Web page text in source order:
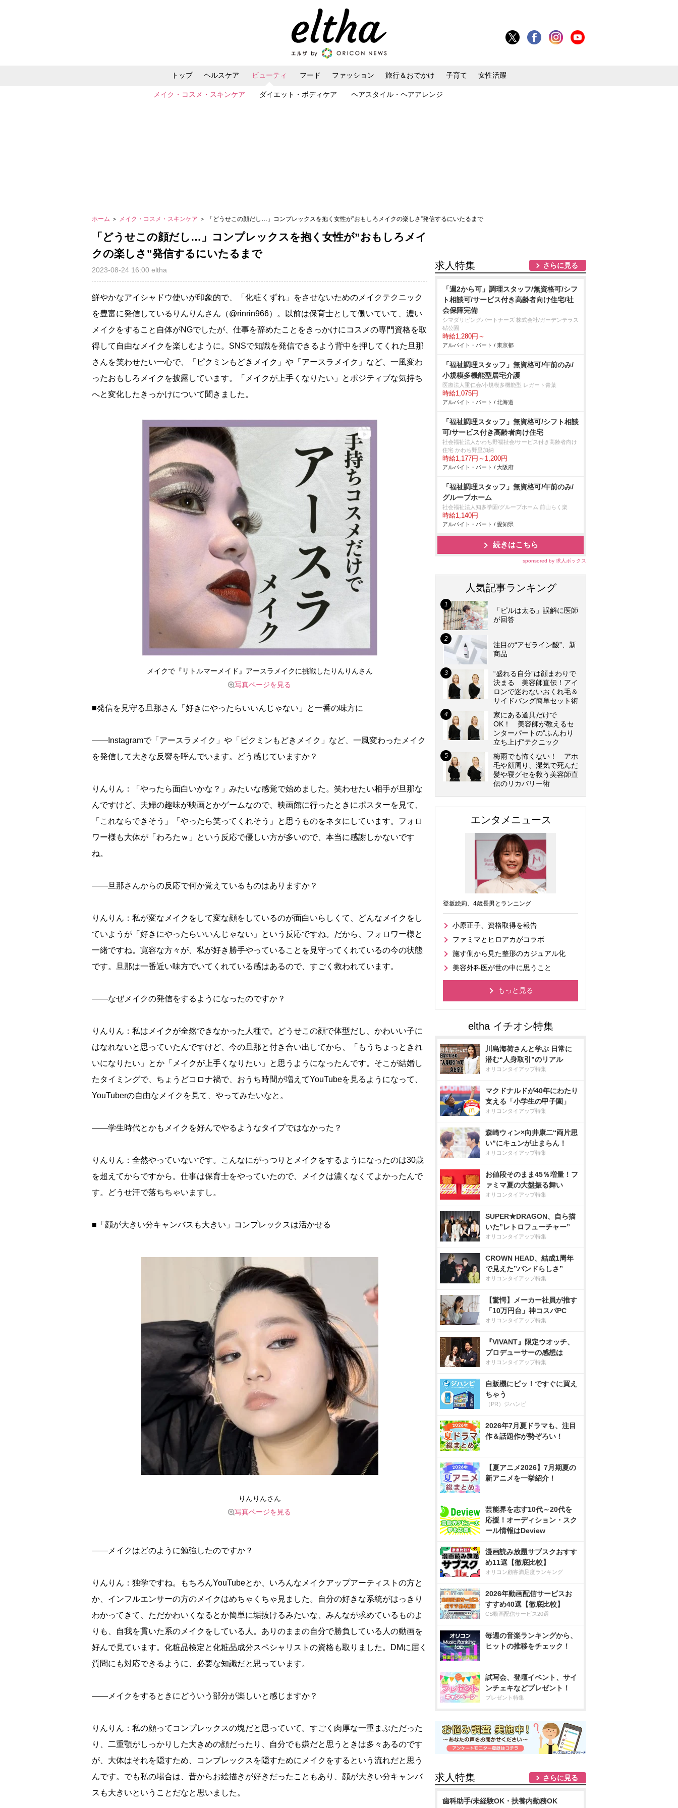
トップ ヘルスケア ビューティ
メイク・コスメ・スキンケア ダイエット・ボディケア ヘアスタイル・ヘアアレンジ
フード ファッション 旅行＆おでかけ 子育て 女性活躍
ホーム ＞ メイク・コスメ・スキンケア ＞ 「どうせこの顔だし…」コンプレックスを抱く女性が”おもしろメイクの楽しさ”発信するにいたるまで
「どうせこの顔だし…」コンプレックスを抱く女性が”おもしろメイ
クの楽しさ”発信するにいたるまで
2023-08-24 16:00 eltha
鮮やかなアイシャドウ使いが印象的で、「化粧くずれ」をさせないためのメイクテクニック
を豊富に発信しているりんりんさん（@rinrin966）。以前は保育士として働いていて、濃い
メイクをすること自体がNGでしたが、仕事を辞めたことをきっかけにコスメの専門資格を取
得して自由なメイクを楽しむように。SNSで知識を発信できるよう背中を押してくれた旦那
さんを笑わせたい一心で、「ピクミンもどきメイク」や「アースラメイク」など、一風変わ
ったおもしろメイクを披露しています。「メイクが上手くなりたい」とポジティブな気持ち
へと変化したきっかけについて聞きました。
メイクで『リトルマーメイド』アースラメイクに挑戦したりんりんさん
写真ページを見る
■発信を見守る旦那さん「好きにやったらいいんじゃない」と一番の味方に
――Instagramで「アースラメイク」や「ピクミンもどきメイク」など、一風変わったメイク
を発信して大きな反響を呼んでいます。どう感じていますか？
りんりん：「やったら面白いかな？」みたいな感覚で始めました。笑わせたい相手が旦那な
んですけど、夫婦の趣味が映画とかゲームなので、映画館に行ったときにポスターを見て、
「これならできそう」「やったら笑ってくれそう」と思うものをネタにしています。フォロ
ワー様も大体が「わろたｗ」という反応で優しい方が多いので、本当に感謝しかないです
ね。
――旦那さんからの反応で何か覚えているものはありますか？
りんりん：私が変なメイクをして変な顔をしているのが面白いらしくて、どんなメイクをし
ていようが「好きにやったらいいんじゃない」という反応ですね。だから、フォロワー様と
一緒ですね。寛容な方々が、私が好き勝手やっていることを見守ってくれているの今の状態
です。旦那は一番近い味方でいてくれている感はあるので、すごく救われています。
――なぜメイクの発信をするようになったのですか？
りんりん：私はメイクが全然できなかった人種で。どうせこの顔で体型だし、かわいい子に
はなれないと思っていたんですけど、今の旦那と付き合い出してから、「もうちょっときれ
いになりたい」とか「メイクが上手くなりたい」と思うようになったんです。そこが結婚し
たタイミングで、ちょうどコロナ禍で、おうち時間が増えてYouTubeを見るようになって、
YouTuberの自由なメイクを見て、やってみたいなと。
――学生時代とかもメイクを好んでやるようなタイプではなかった？
りんりん：全然やっていないです。こんなにがっつりとメイクをするようになったのは30歳
を超えてからですから。仕事は保育士をやっていたので、メイクは濃くなくてよかったんで
す。どうせ汗で落ちちゃいますし。
■「顔が大きい分キャンバスも大きい」コンプレックスは活かせる
りんりんさん
写真ページを見る
――メイクはどのように勉強したのですか？
りんりん：独学ですね。もちろんYouTubeとか、いろんなメイクアップアーティストの方と
か、インフルエンサーの方のメイクはめちゃくちゃ見ました。自分の好きな系統がはっきり
わかってきて、ただかわいくなるとか簡単に垢抜けるみたいな、みんなが求めているものよ
りも、自我を貫いた系のメイクをしている人。ありのままの自分で勝負している人の動画を
好んで見ています。化粧品検定と化粧品成分スペシャリストの資格も取りました。DMに届く
質問にも対応できるように、必要な知識だと思っています。
――メイクをするときにどういう部分が楽しいと感じますか？
りんりん：私の顔ってコンプレックスの塊だと思っていて。すごく肉厚な一重まぶただった
り、二重顎がしっかりした大きめの顔だったり、自分でも嫌だと思うときは多々あるのです
が、大体はそれを隠すため、コンプレックスを隠すためにメイクをするという流れだと思う
んです。でも私の場合は、昔からお絵描きが好きだったこともあり、顔が大きい分キャンバ
スも大きいということだなと思いました。
求人特集 さらに見る
「週2から可」調理スタッフ/無資格可/シフ
ト相談可/サービス付き高齢者向け住宅/社
会保障完備
シマダリビングパートナーズ 株式会社/ガーデンテラス
砧公園
時給1,280円～
アルバイト・パート / 東京都
「福祉調理スタッフ」無資格可/午前のみ/
小規模多機能型居宅介護
医療法人重仁会/小規模多機能型 レガート青葉
時給1,075円
アルバイト・パート / 北海道
「福祉調理スタッフ」無資格可/シフト相談
可/サービス付き高齢者向け住宅
社会福祉法人かわち野福祉会/サービス付き高齢者向け
住宅 かわち野里加納
時給1,177円～1,200円
アルバイト・パート / 大阪府
「福祉調理スタッフ」無資格可/午前のみ/
グループホーム
社会福祉法人知多学園/グループホーム 前山らく楽
時給1,140円
アルバイト・パート / 愛知県
続きはこちら
sponsored by 求人ボックス
人気記事ランキング
「ピルは太る」誤解に医師
が回答
注目の“アゼライン酸”、新
商品
“盛れる自分”は顔まわりで
決まる 美容師直伝！アイ
ロンで迷わないおくれ毛＆
サイドバング簡単セット術
家にある道具だけで
OK！ 美容師が教えるセ
ンターパートの”ふんわり
立ち上げ”テクニック
梅雨でも怖くない！ アホ
毛や顔周り、湿気で死んだ
髪や寝グセを救う美容師直
伝のリカバリー術
エンタメニュース
登坂絵莉、4歳長男とランニング
小原正子、資格取得を報告
ファミマとヒロアカがコラボ
施す側から見た整形のカジュアル化
美容外科医が世の中に思うこと
もっと見る
川島海荷さんと学ぶ 日常に
潜む“人身取引”のリアル
オリコンタイアップ特集
マクドナルドが40年にわたり
支える「小学生の甲子園」
オリコンタイアップ特集
森崎ウィン×向井康二“両片思
い”にキュンが止まらん！
オリコンタイアップ特集
お値段そのまま45％増量！フ
ァミマ夏の大盤振る舞い
オリコンタイアップ特集
SUPER★DRAGON、自ら描
いた”レトロフューチャー”
オリコンタイアップ特集
CROWN HEAD、結成1周年
で見えた”バンドらしさ”
オリコンタイアップ特集
【驚愕】メーカー社員が推す
「10万円台」神コスパPC
オリコンタイアップ特集
『VIVANT』限定ウオッチ、
プロデューサーの感想は
オリコンタイアップ特集
自販機にピッ！ですぐに買え
ちゃう
（PR）ジハンピ
2026年7月夏ドラマも、注目
作＆話題作が勢ぞろい！
【夏アニメ2026】7月期夏の
新アニメを一挙紹介！
芸能界を志す10代～20代を
応援！オーディション・スク
ール情報はDeview
漫画読み放題サブスクおすす
め11選【徹底比較】
オリコン顧客満足度ランキング
2026年動画配信サービスお
すすめ40選【徹底比較】
CS動画配信サービス20選
毎週の音楽ランキングから、
ヒットの推移をチェック！
試写会、登壇イベント、サイ
ンチェキなどプレゼント！
プレゼント特集
求人特集 さらに見る
歯科助手/未経験OK・扶養内勤務OK